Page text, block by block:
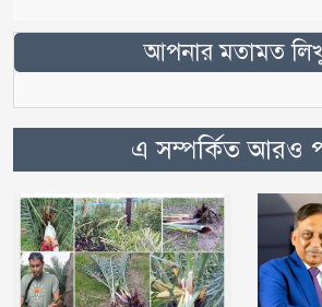
আপনার মতামত
এ সম্পর্কিত আরও